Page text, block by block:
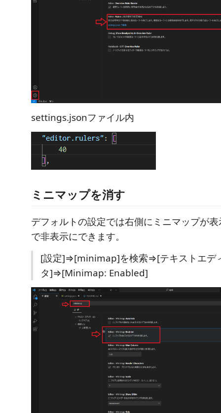
settings.jsonファイル内
ミニマップを消す
デフォルトの設定では右側にミニマップが
で非表示にできます。
[設定]⇒[minimap]を検索⇒[テキストエデ
タ]⇒[Minimap: Enabled]